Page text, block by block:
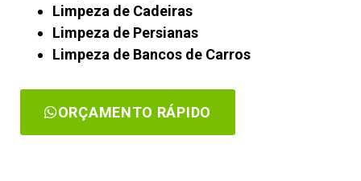
Limpeza de Cadeiras
Limpeza de Persianas
Limpeza de Bancos de Carros
ORÇAMENTO RÁPIDO